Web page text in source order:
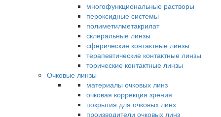
многофункциональные растворы
пероксидные системы
полиметилметакрилат
склеральные линзы
сферические контактные линзы
терапевтические контактные линзы
торические контактные линзы
Очковые линзы
материалы очковых линз
очковая коррекция зрения
покрытия для очковых линз
производители очковых линз